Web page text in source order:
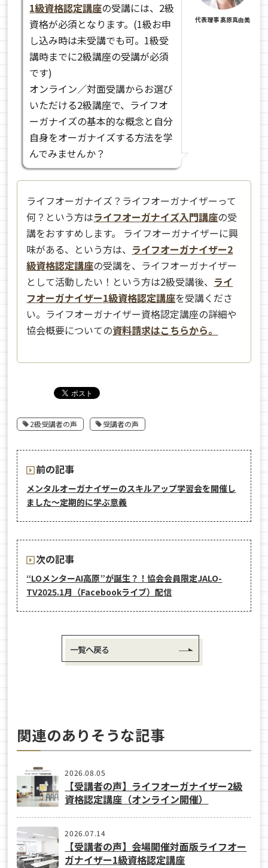
1級資格認定講座の受講には、2級
資格が必須となります。(1級お申
し込み時は未受講でも可。1級受
講時までに2級講座の受講が必須
です)
オンライン／対面受講からお選び
いただける2級講座で、ライフオ
ーガナイズの基本的な概念と自分
自身をオーガナイズする方法を学
んでみませんか？
代表理事 髙原真由美
ライフオーガナイズ？ライフオーガナイザーって
何？という方はライフオーガナイズ入門講座の受
講をおすすめします。 ライフオーガナイザーに興
味がある、という方は、 ライフオーガナイザー2
級資格認定講座の受講を、ライフオーガナイザー
として活動したい！という方は2級受講後、 ライ
フオーガナイザー1級資格認定講座を受講くださ
い。ライフオーガナイザー資格認定講座の詳細や
協会概要についての資料請求はこちらから。
2級受講者の声 受講者の声
前の記事
メンタルオーガナイザーのスキルアップ学習会を開催し
ました～定期的に学ぶ意義
次の記事
“LOメンターAI高原”が誕生？！協会会員限定JALO-
TV2025.1月（Facebookライブ）配信
一覧へ戻る
関連のありそうな記事
2026.08.05
【受講者の声】ライフオーガナイザー2級
資格認定講座（オンライン開催）
2026.07.14
【受講者の声】会場開催対面版ライフオー
ガナイザー1級資格認定講座